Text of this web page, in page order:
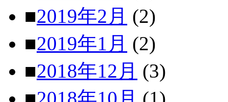
■2019年2月 (2)
■2019年1月 (2)
■2018年12月 (3)